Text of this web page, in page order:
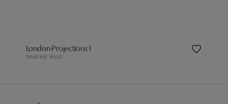
London Projections I
SABINE WILD